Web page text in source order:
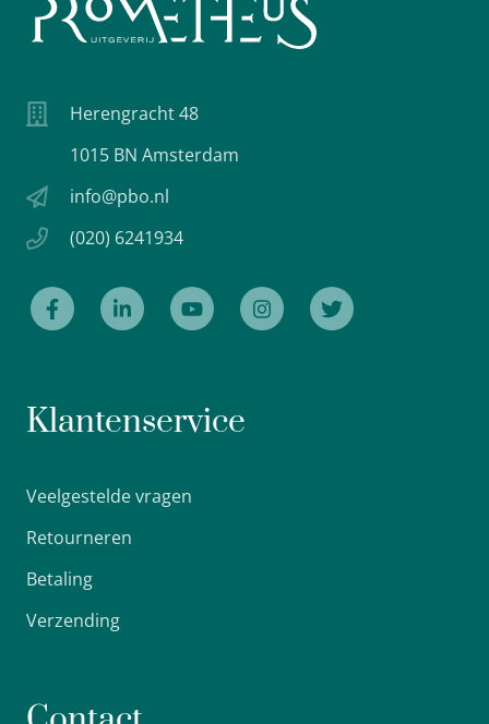
Herengracht 48
1015 BN Amsterdam
info@pbo.nl
(020) 6241934
Klantenservice
Veelgestelde vragen
Retourneren
Betaling
Verzending